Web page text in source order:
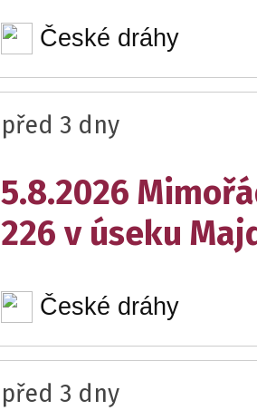
České dráhy
před 3 dny
5.8.2026
226 v úseku
České dráhy
před 3 dny